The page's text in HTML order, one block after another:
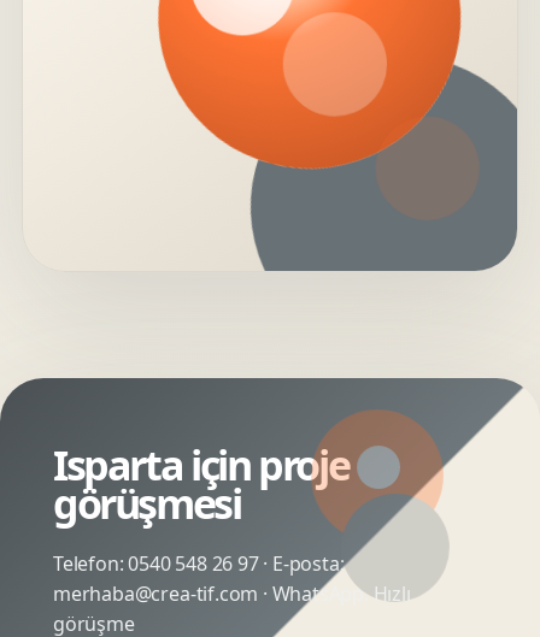
Isparta için proje
görüşmesi
Telefon:0540 548 26 97· E-posta:
merhaba@crea-tif.com · WhatsApp:Hızlı
görüşme